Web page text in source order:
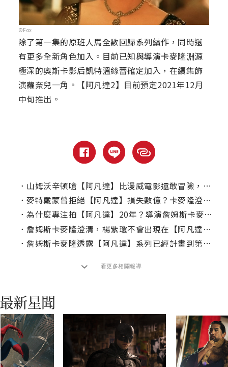
©Fox
除了第一集的原班人馬全數回歸系列續作，同時還
有更多全新角色加入。目前已知與導演卡麥隆淵源
極深的奧斯卡影后凱特溫絲蕾確定加入，在續集飾
演蘿奈兒一角。【阿凡達2】目前預定2021年12月
中旬推出。
． 山姆沃辛頓嗆【阿凡達】比漫威電影還敢冒險，因為少了這層壓力！
． 麥特戴蒙曾拒絕【阿凡達】損失數億？卡麥隆澄清事情經過
． 為什麼專注拍【阿凡達】20年？導演詹姆斯卡麥隆表示，不是只為了賺錢！
． 詹姆斯卡麥隆澄清，楊紫瓊不會出現在【阿凡達】第三集！
． 詹姆斯卡麥隆透露【阿凡達】系列已經計畫到第七部！
看更多相關報導